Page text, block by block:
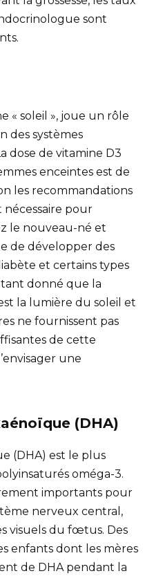
sont
« soleil », joue un rôle
des systèmes
dose de vitamine D3
enceintes est de
les recommandations
nécessaire pour
le nouveau-né et
de développer des
et certains types
donné que la
la lumière du soleil et
ne fournissent pas
de cette
une
(DHA)
(DHA) est le plus
oméga-3.
importants pour
nerveux central,
visuels du fœtus. Des
enfants dont les mères
de DHA pendant la